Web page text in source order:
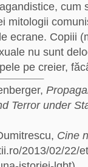
cum
mitologii
ecrane. Copiii
nu sunt
pe creier,
Terror under
Cine
2013/02/22/